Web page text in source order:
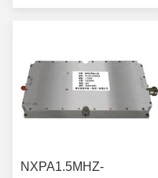
l'amplification du signal
NXPA1.5MHZ-